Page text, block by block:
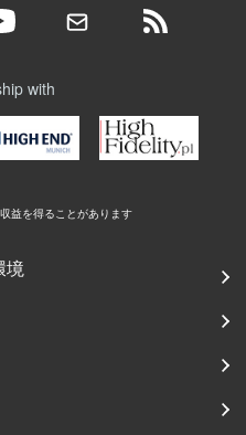
with
益を得ることがあります
境